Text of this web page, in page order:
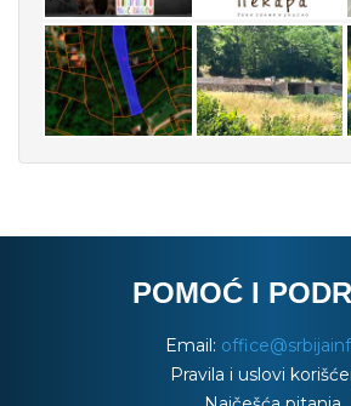
POMOĆ I
Email:
Pravila i uslovi